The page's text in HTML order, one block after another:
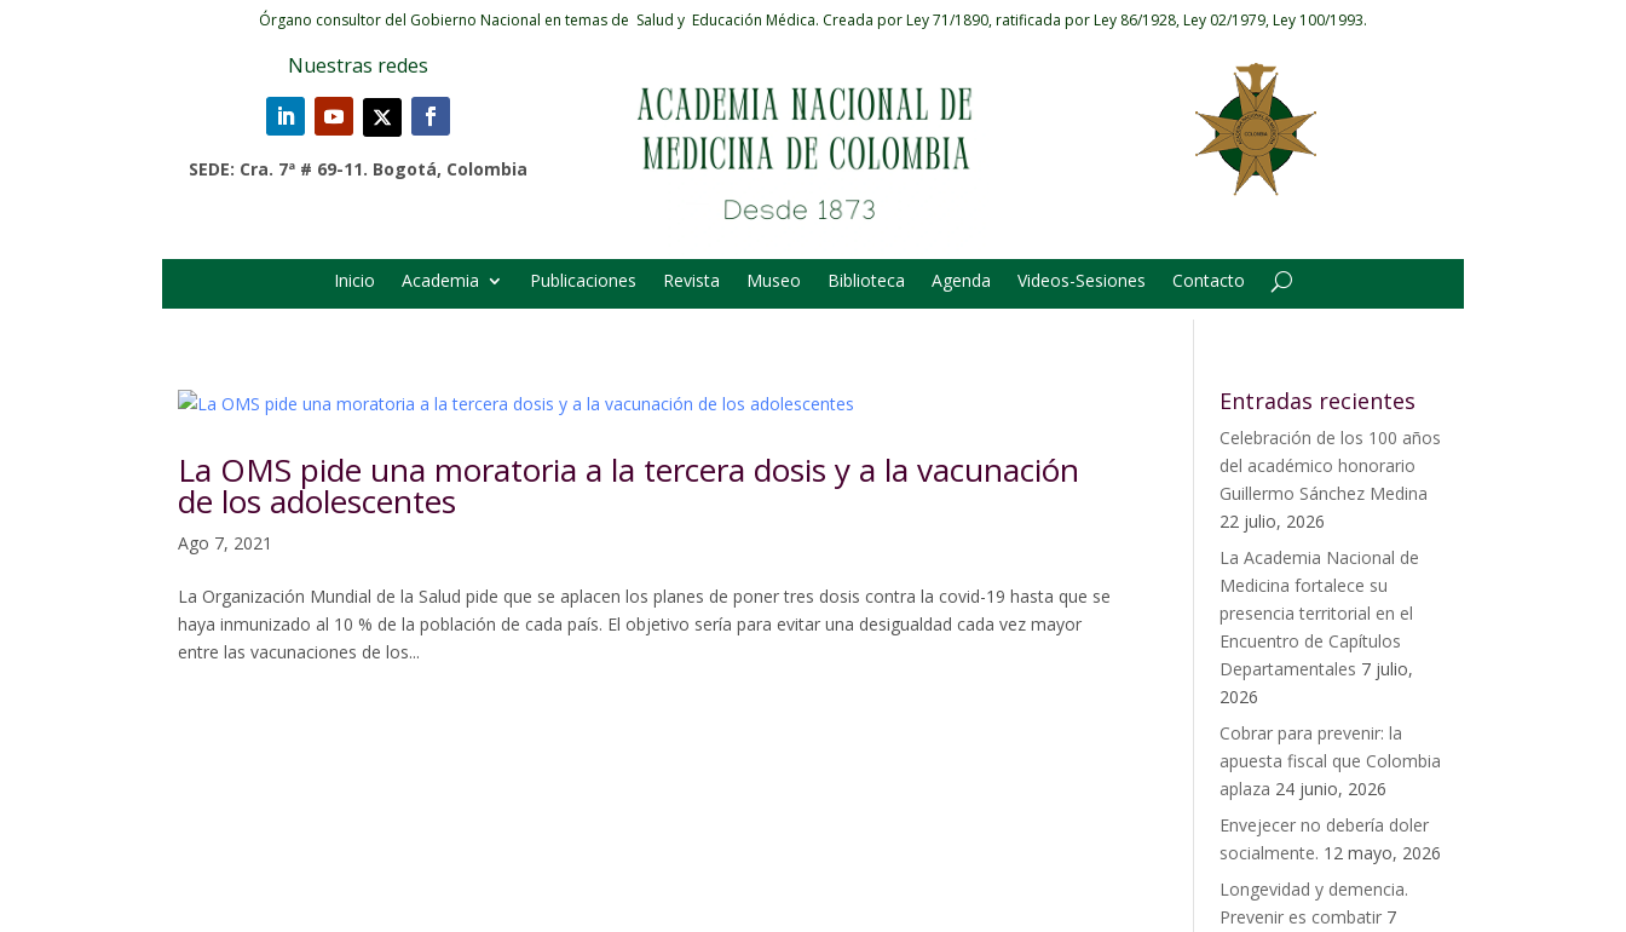
Órgano consultor del Gobierno Nacional en temas de Salud y Educación Médica. Creada por Ley 71/1890, ratificada por Ley 86/1928, Ley 02/1979, Ley 100/1993.
Nuestras redes
SEDE: Cra. 7ª # 69-11. Bogotá, Colombia
Inicio Academia Publicaciones Revista Museo Biblioteca Agenda Videos-Sesiones Contacto
La OMS pide una moratoria a la tercera dosis y a la vacunación
de los adolescentes
Ago 7, 2021
La Organización Mundial de la Salud pide que se aplacen los planes de poner tres dosis contra la covid-19 hasta que se
haya inmunizado al 10 % de la población de cada país. El objetivo sería para evitar una desigualdad cada vez mayor
entre las vacunaciones de los...
Entradas recientes
Celebración de los 100 años
del académico honorario
Guillermo Sánchez Medina
22 julio, 2026
La Academia Nacional de
Medicina fortalece su
presencia territorial en el
Encuentro de Capítulos
Departamentales 7 julio,
2026
Cobrar para prevenir: la
apuesta fiscal que Colombia
aplaza 24 junio, 2026
Envejecer no debería doler
socialmente. 12 mayo, 2026
Longevidad y demencia.
Prevenir es combatir 7